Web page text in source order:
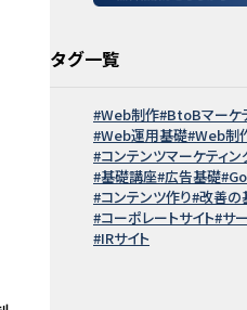
タグ一覧
Web制作 BtoBマーケ
Web運用基礎 Web制
コンテンツマーケティン
基礎講座 広告基礎
コンテンツ作り 改善の
コーポレートサイト サ
IRサイト